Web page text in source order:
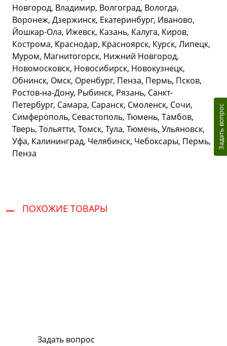
Новгород, Владимир, Волгоград, Вологда,
Воронеж, Дзержинск, Екатеринбург, Иваново,
Йошкар-Ола, Ижевск, Казань, Калуга, Киров,
Кострома, Краснодар, Красноярск, Курск, Липецк,
Муром, Магнитогорск, Нижний Новгород,
Новомосковск, Новосибирск, Новокузнецк,
Обнинск, Омск, Оренбург, Пенза, Пермь, Псков,
Ростов-на-Дону, Рыбинск, Рязань, Санкт-
Петербург, Самара, Саранск, Смоленск, Сочи,
Симферополь, Севастополь, Тюмень, Тамбов,
Тверь, Тольятти, Томск, Тула, Тюмень, Ульяновск,
Уфа, Калининград, Челябинск, Чебоксары, Пермь,
Пенза
ПОХОЖИЕ ТОВАРЫ
Задать вопрос
Задать вопрос